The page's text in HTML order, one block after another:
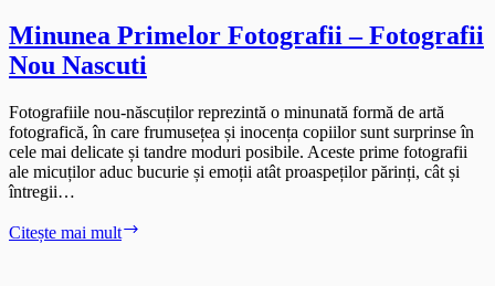
Minunea Primelor Fotografii – Fotografii
Nou Nascuti
Fotografiile nou-născuților reprezintă o minunată formă de artă
fotografică, în care frumusețea și inocența copiilor sunt surprinse în
cele mai delicate și tandre moduri posibile. Aceste prime fotografii
ale micuților aduc bucurie și emoții atât proaspeților părinți, cât și
întregii…
Citește mai mult